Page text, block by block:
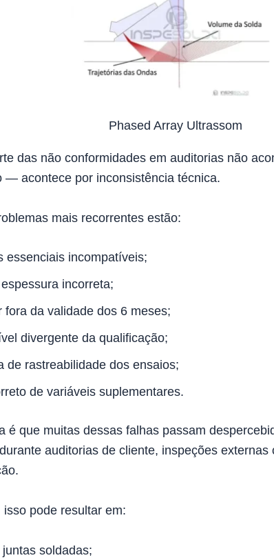
Phased Array Ultrassom
das não conformidades em auditorias não
— acontece por inconsistência técnica.
mais recorrentes estão:
essenciais incompatíveis;
incorreta;
fora da validade dos 6 meses;
divergente da qualificação;
de rastreabilidade dos ensaios;
de variáveis suplementares.
é que muitas dessas falhas passam
auditorias de cliente, inspeções externas
isso pode resultar em:
soldadas;